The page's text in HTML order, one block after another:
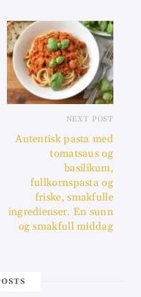
NEXT POST
Autentisk pasta med
tomatsaus og
basilikum,
fullkornspasta og
friske, smakfulle
ingredienser. En sunn
og smakfull middag